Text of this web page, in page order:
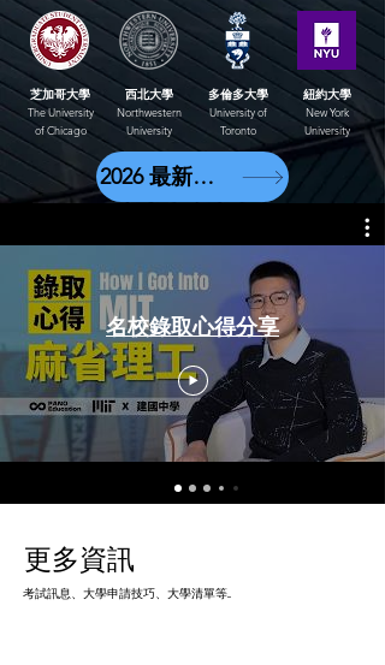
芝加哥大學
The University
of Chicago
西北大學
Northwestern
University
多倫多大學
University of
Toronto
紐約大學
New York
University
2026 最新錄取榜單
名校錄取心得分享
更多資訊
考試訊息、大學申請技巧、大學清單等...